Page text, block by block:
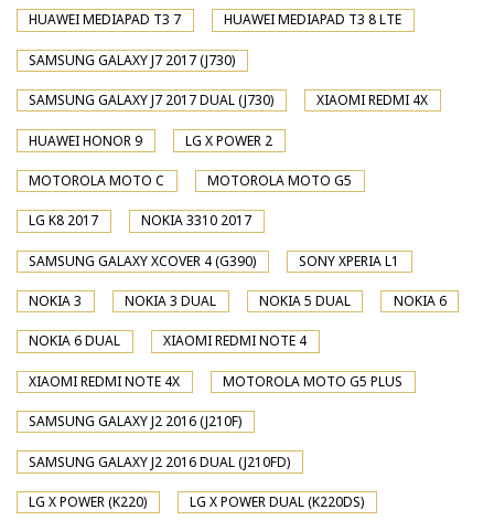
HUAWEI MEDIAPAD T3 7 HUAWEI MEDIAPAD T3 8 LTE
SAMSUNG GALAXY J7 2017 (J730)
SAMSUNG GALAXY J7 2017 DUAL (J730) XIAOMI REDMI 4X
HUAWEI HONOR 9 LG X POWER 2
MOTOROLA MOTO C MOTOROLA MOTO G5
LG K8 2017 NOKIA 3310 2017
SAMSUNG GALAXY XCOVER 4 (G390) SONY XPERIA L1
NOKIA 3 NOKIA 3 DUAL NOKIA 5 DUAL NOKIA 6
NOKIA 6 DUAL XIAOMI REDMI NOTE 4
XIAOMI REDMI NOTE 4X MOTOROLA MOTO G5 PLUS
SAMSUNG GALAXY J2 2016 (J210F)
SAMSUNG GALAXY J2 2016 DUAL (J210FD)
LG X POWER (K220) LG X POWER DUAL (K220DS)